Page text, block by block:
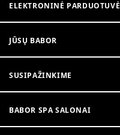
ELEKTRONINĖ PARDUOTUVĖ
JŪSŲ BABOR
SUSIPAŽINKIME
BABOR SPA SALONAI